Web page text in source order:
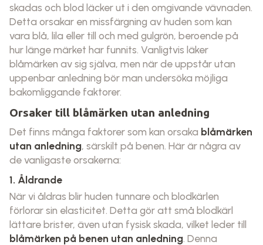
skadas och blod läcker ut i den omgivande vävnaden.
Detta orsakar en missfärgning av huden som kan
vara blå, lila eller till och med gulgrön, beroende på
hur länge märket har funnits. Vanligtvis läker
blåmärken av sig själva, men när de uppstår utan
uppenbar anledning bör man undersöka möjliga
bakomliggande faktorer.
Orsaker till blåmärken utan anledning
Det finns många faktorer som kan orsaka blåmärken
utan anledning, särskilt på benen. Här är några av
de vanligaste orsakerna:
1. Åldrande
När vi åldras blir huden tunnare och blodkärlen
förlorar sin elasticitet. Detta gör att små blodkärl
lättare brister, även utan fysisk skada, vilket leder till
blåmärken på benen utan anledning. Denna